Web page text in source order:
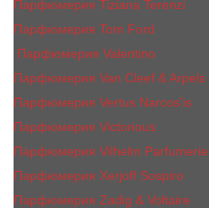
Парфюмерия Tiziana Terenzi
Парфюмерия Tom Ford
Парфюмерия Valentino
Парфюмерия Van Cleef & Arpels
Парфюмерия Vertus Narcos'is
Парфюмерия Victorious
Парфюмерия Vilhelm Parfumerie
Парфюмерия Xerjoff Sospiro
Парфюмерия Zadig & Voltaire